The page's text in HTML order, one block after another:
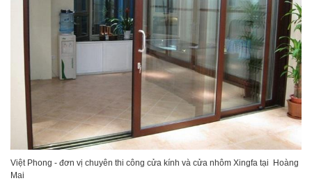
Việt Phong - đơn vị chuyên thi công cửa kính và cửa nhôm Xingfa tại Hoàng
Mai